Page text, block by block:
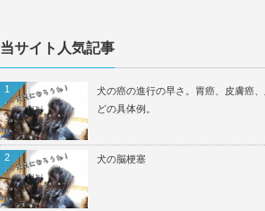
当サイト人気記事
犬の癌の進行の早さ。胃癌、皮膚癌
どの具体例。
1
犬の脳梗塞
2